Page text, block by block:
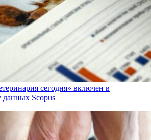
сегодня» включен в
Scopus